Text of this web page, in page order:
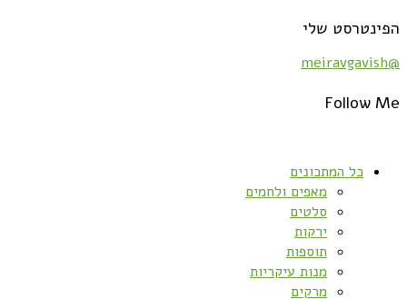
הפינטרסט שלי
@meiravgavish
Follow Me
כל המתכונים
מאפים ולחמים
סלטים
ירקות
תוספות
מנות עיקריות
מרקים